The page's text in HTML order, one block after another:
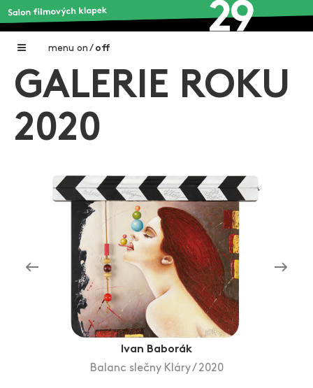
menu on / off
Home
Galerie filmových klapek
O projektu
Aktuální výstavy
Aukce filmových klapek
Aktuality
Zlín Film Festival
GALERIE ROKU
2020
Ivan Baborák
Balanc slečny Kláry / 2020